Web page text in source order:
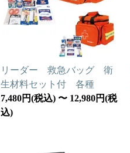
リーダー 救急バッグ 衛
生材料セット付 各種
7,480円(税込) 〜 12,980円(税
込)